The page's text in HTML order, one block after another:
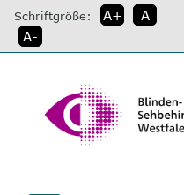
direkt
zum
Inhalt
Schriftgröße: A+
A
A-